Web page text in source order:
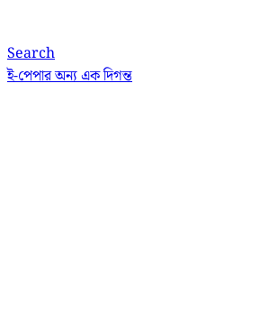
Search
ই-পেপারঅন্য এক দিগন্ত